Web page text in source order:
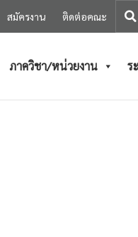
สมัครงาน ติดต่อคณะ
ภาควิชา/หน่วยงาน ร